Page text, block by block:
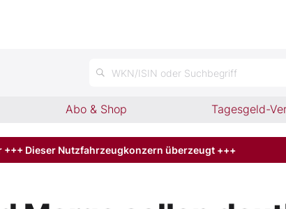
WKN/ISIN oder Suchbegriff
Abo & Shop Tagesgeld-
Dieser Nutzfahrzeugkonzern überzeugt +++